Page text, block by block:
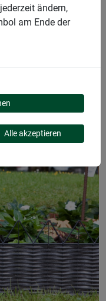
TYP
ECKIG
ändern,
am Ende der
Alle akzeptieren